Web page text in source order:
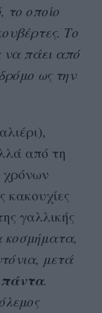
το οποίο
Το
να πάει από
ως την
από τη
χρόνων
κακουχίες
γαλλικής
κοσμήματα,
μετά
πάντα.